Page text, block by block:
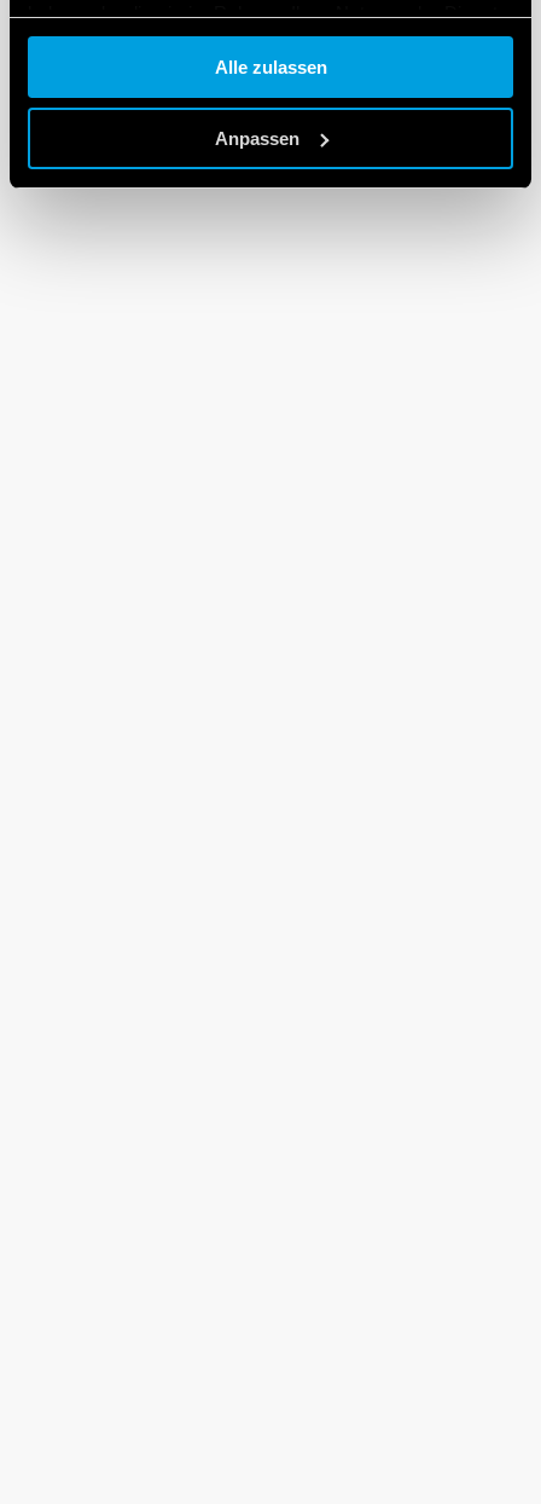
haben oder die sie im Rahmen Ihrer Nutzung der Dienste
gesammelt haben.
Cookie policy.
Alle zulassen
Anpassen